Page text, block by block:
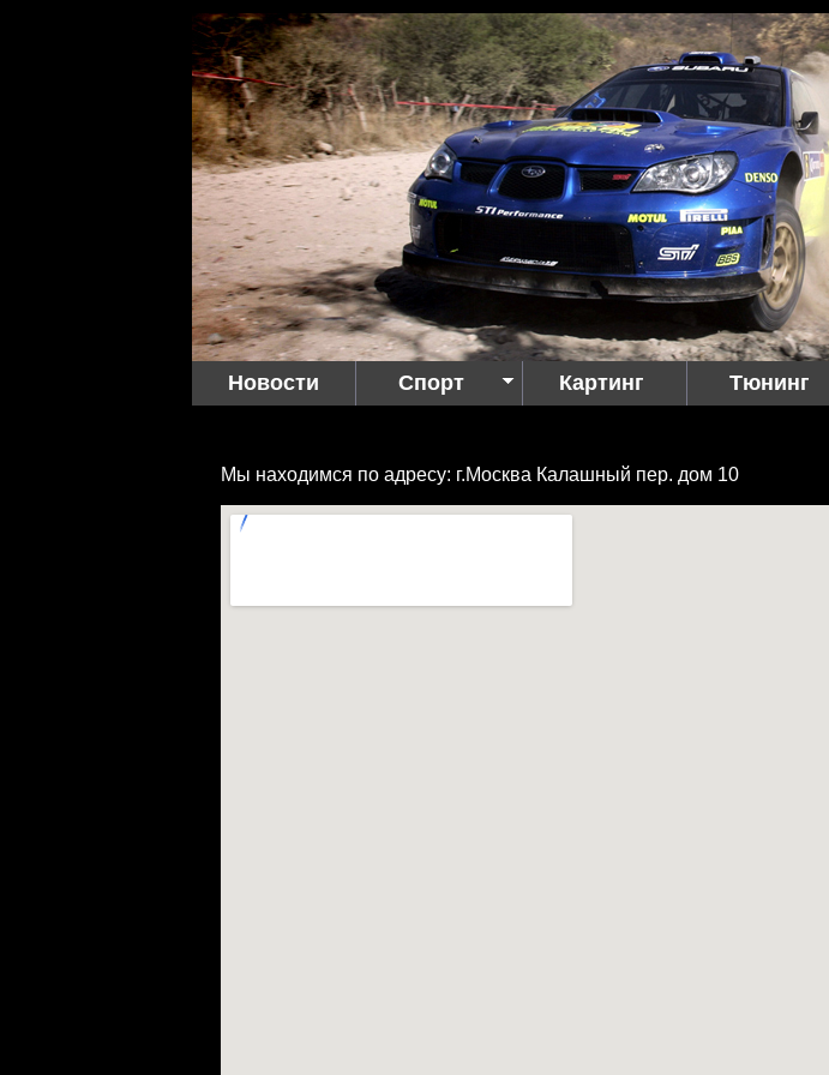
Новости Спорт Картинг Тюнинг
Мы находимся по адресу: г.Москва Калашный пер. дом 10